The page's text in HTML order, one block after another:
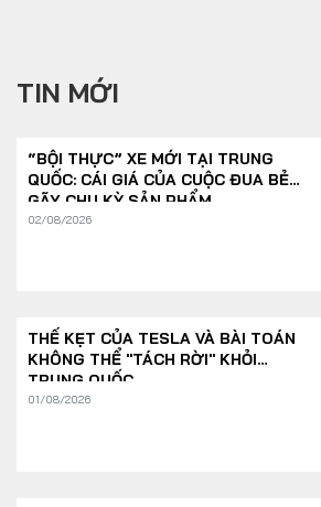
TIN MỚI
“BỘI THỰC” XE MỚI TẠI TRUNG
QUỐC: CÁI GIÁ CỦA CUỘC ĐUA BẺ
GÃY CHU KỲ SẢN PHẨM
02/08/2026
THẾ KẸT CỦA TESLA VÀ BÀI TOÁN
KHÔNG THỂ "TÁCH RỜI" KHỎI
TRUNG QUỐC
01/08/2026